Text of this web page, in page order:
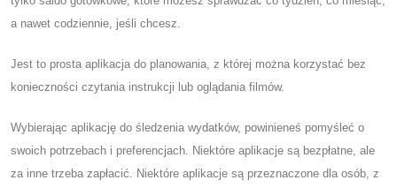
a nawet codziennie, jeśli chcesz.
Jest to prosta aplikacja do planowania, z której można korzystać bez
konieczności czytania instrukcji lub oglądania filmów.
Wybierając aplikację do śledzenia wydatków, powinieneś pomyśleć o
swoich potrzebach i preferencjach. Niektóre aplikacje są bezpłatne, ale
za inne trzeba zapłacić. Niektóre aplikacje są przeznaczone dla osób, z